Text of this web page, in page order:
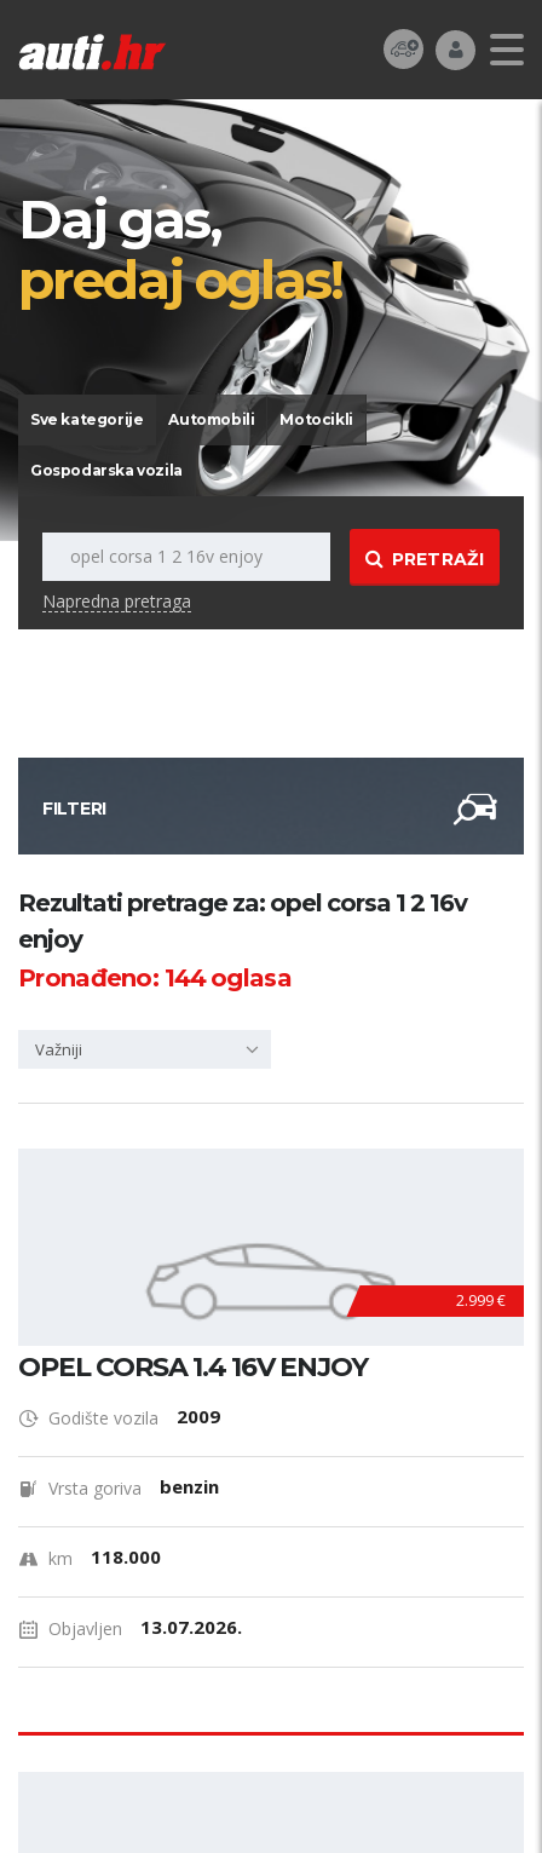
Daj gas,
predaj oglas!
Sve kategorije Automobili Motocikli
Gospodarska vozila
PRETRAŽI
Napredna pretraga
FILTERI
Kategorija
Županija
Rezultati pretrage za: opel corsa 1 2 16v
enjoy
Pronađeno: 144oglasa
Važniji
2.999 €
OPEL CORSA 1.4 16V ENJOY
Godište vozila 2009
Vrsta goriva benzin
km 118.000
Objavljen 13.07.2026.